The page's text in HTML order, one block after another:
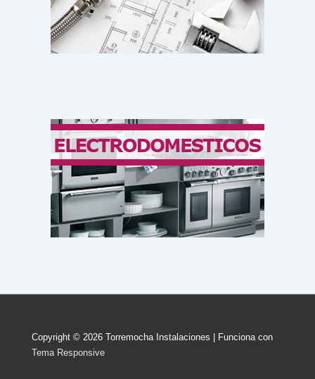
Copyright © 2026 Torremocha Instalaciones
| Funciona con
Tema Responsive